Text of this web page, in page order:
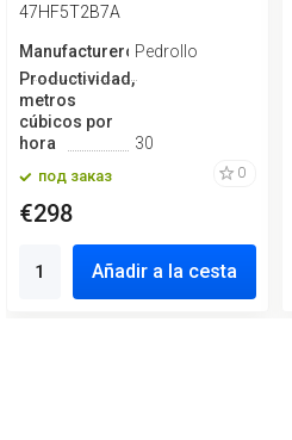
47HF5T2B7A
Manufacturero Pedrollo
Productividad,
metros
cúbicos por
hora
30
под заказ 0
€298
Añadir a la cesta